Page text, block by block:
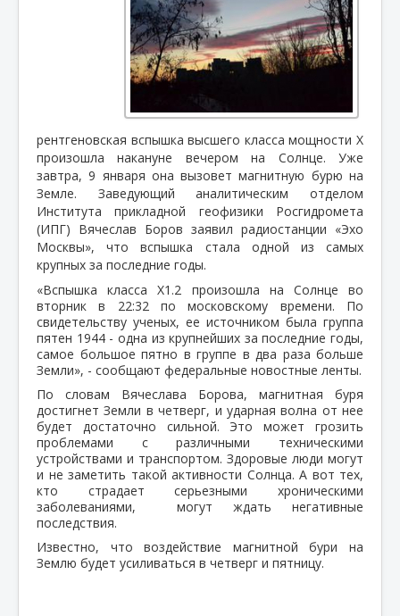
рентгеновская вспышка высшего класса мощности X
произошла накануне вечером на Солнце. Уже
завтра, 9 января она вызовет магнитную бурю на
Земле. Заведующий аналитическим отделом
Института прикладной геофизики Росгидромета
(ИПГ) Вячеслав Боров заявил радиостанции «Эхо
Москвы», что вспышка стала одной из самых
крупных за последние годы.
«Вспышка класса X1.2 произошла на Солнце во
вторник в 22:32 по московскому времени. По
свидетельству ученых, ее источником была группа
пятен 1944 - одна из крупнейших за последние годы,
самое большое пятно в группе в два раза больше
Земли», - сообщают федеральные новостные ленты.
По словам Вячеслава Борова, магнитная буря
достигнет Земли в четверг, и ударная волна от нее
будет достаточно сильной. Это может грозить
проблемами с различными техническими
устройствами и транспортом. Здоровые люди могут
и не заметить такой активности Солнца. А вот тех,
кто страдает серьезными хроническими
заболеваниями, могут ждать негативные
последствия.
Известно, что воздействие магнитной бури на
Землю будет усиливаться в четверг и пятницу.